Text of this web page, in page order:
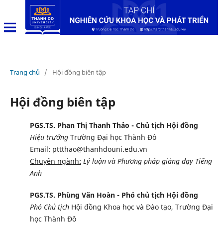
Trang chủ / Hội đồng biên tập
Hội đồng biên tập
PGS.TS. Phan Thị Thanh Thảo - Chủ tịch Hội đồng
Hiệu trưởngTrường Đại học Thành Đô
Email: pttthao@thanhdouni.edu.vn
Chuyên ngành: Lý luận và Phương pháp giảng dạy Tiếng
Anh
PGS.TS. Phùng Văn Hoàn - Phó chủ tịch Hội đồng
Phó Chủ tịch Hội đồng Khoa học và Đào tạo, Trường Đại
học Thành Đô